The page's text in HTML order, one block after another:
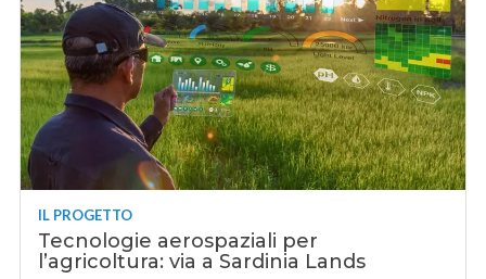
IL PROGETTO
Tecnologie aerospaziali per
l’agricoltura: via a Sardinia Lands